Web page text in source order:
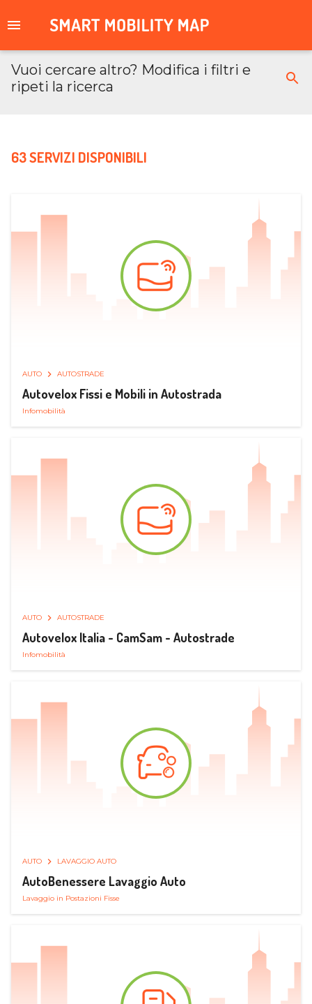
Vuoi cercare altro? Modifica i filtri e
ripeti la ricerca
63 SERVIZI DISPONIBILI
AUTO AUTOSTRADE
Autovelox Fissi e Mobili in Autostrada
Infomobilità
AUTO AUTOSTRADE
Autovelox Italia - CamSam - Autostrade
Infomobilità
AUTO LAVAGGIO AUTO
AutoBenessere Lavaggio Auto
Lavaggio in Postazioni Fisse